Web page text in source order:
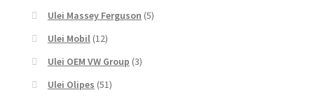
Ulei Massey Ferguson (5)
Ulei Mobil (12)
Ulei OEM VW Group (3)
Ulei Olipes (51)